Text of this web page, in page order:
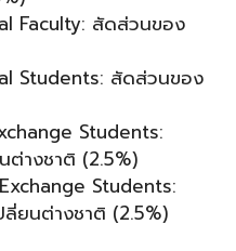
Faculty: สัดส่วนของ
Students: สัดส่วนของ
Students:
างชาติ (2.5%)
Students:
ยนต่างชาติ (2.5%)